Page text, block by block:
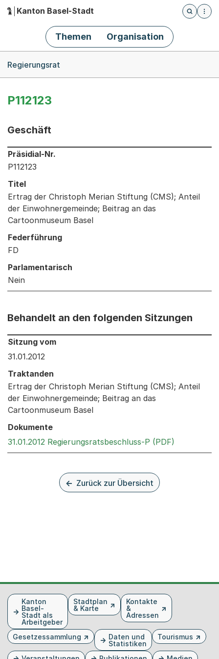
Hauptnavigation
Kanton Basel-Stadt
Öffnet
Themen Organisation
Regierungsrat
P112123
Geschäft
Informationen zum Ausgewählten Geschäft
Präsidial-Nr.
P112123
Titel
Ertrag der Christoph Merian Stiftung (CMS); Anteil
der Einwohnergemeinde; Beitrag an das
Cartoonmuseum Basel
Federführung
FD
Parlamentarisch
Nein
Behandelt an den folgenden Sitzungen
Behandelt an den folgenden Sitzungen: Informationen
Sitzung vom
31.01.2012
Traktanden
Ertrag der Christoph Merian Stiftung (CMS); Anteil
der Einwohnergemeinde; Beitrag an das
Cartoonmuseum Basel
Dokumente
31.01.2012 Regierungsratsbeschluss-P (PDF)
Zurück zur Übersicht
FusszeileKanton
Basel-
Stadt als
Arbeitgeber
Stadtplan
& Karte
Kontakte
&
Adressen
Gesetzessammlung
Daten und
Statistiken
Tourismus